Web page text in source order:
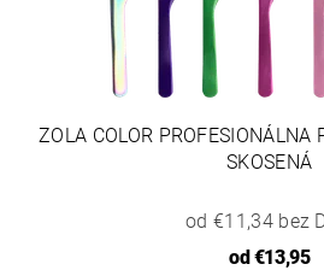
ZOLA COLOR PROFESIONÁLNA
SKOSENÁ
od €11,34 bez
od €13,95